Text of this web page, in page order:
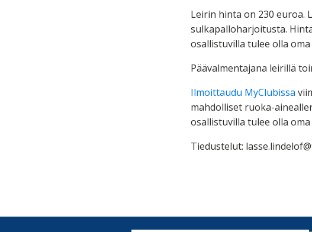
Leirin hinta on 230 euroa.
sulkapalloharjoitusta.
osallistuvilla tulee olla
Päävalmentajana leirillä
Ilmoittaudu MyClubissa
mahdolliset ruoka-
osallistuvilla tulee olla
Tiedustelut: